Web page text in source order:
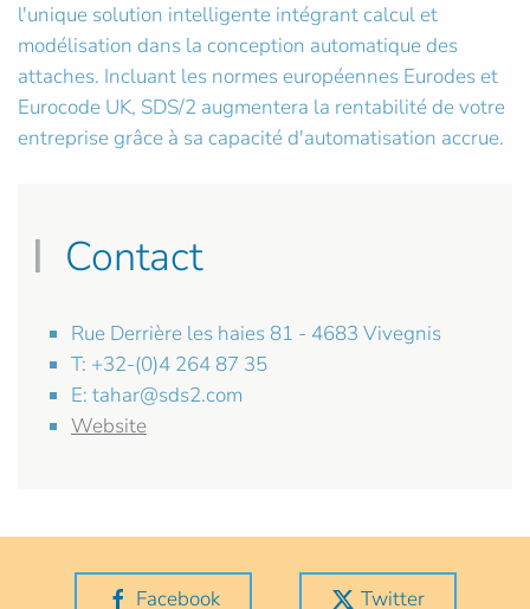
l'unique solution intelligente intégrant calcul et
modélisation dans la conception automatique des
attaches. Incluant les normes européennes Eurodes et
Eurocode UK, SDS/2 augmentera la rentabilité de votre
entreprise grâce à sa capacité d'automatisation accrue.
Contact
Rue Derrière les haies 81 - 4683 Vivegnis
T: +32-(0)4 264 87 35
E: tahar@sds2.com
Website
Facebook Twitter